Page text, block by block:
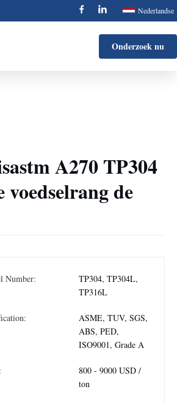
Nederlandse
Onderzoek nu
A270 TP304
voedselrang de
Number:
TP304, TP304L,
TP316L
ASME, TUV, SGS,
ABS, PED,
ISO9001, Grade A
800 - 9000 USD /
ton